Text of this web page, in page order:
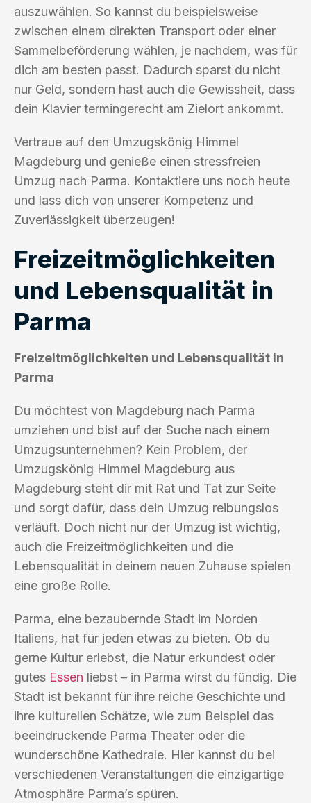
auszuwählen. So kannst du beispielsweise
zwischen einem direkten Transport oder einer
Sammelbeförderung wählen, je nachdem, was für
dich am besten passt. Dadurch sparst du nicht
nur Geld, sondern hast auch die Gewissheit, dass
dein Klavier termingerecht am Zielort ankommt.
Vertraue auf den Umzugskönig Himmel
Magdeburg und genieße einen stressfreien
Umzug nach Parma. Kontaktiere uns noch heute
und lass dich von unserer Kompetenz und
Zuverlässigkeit überzeugen!
Freizeitmöglichkeiten
und Lebensqualität in
Parma
Freizeitmöglichkeiten und Lebensqualität in
Parma
Du möchtest von Magdeburg nach Parma
umziehen und bist auf der Suche nach einem
Umzugsunternehmen? Kein Problem, der
Umzugskönig Himmel Magdeburg aus
Magdeburg steht dir mit Rat und Tat zur Seite
und sorgt dafür, dass dein Umzug reibungslos
verläuft. Doch nicht nur der Umzug ist wichtig,
auch die Freizeitmöglichkeiten und die
Lebensqualität in deinem neuen Zuhause spielen
eine große Rolle.
Parma, eine bezaubernde Stadt im Norden
Italiens, hat für jeden etwas zu bieten. Ob du
gerne Kultur erlebst, die Natur erkundest oder
gutes Essen liebst – in Parma wirst du fündig. Die
Stadt ist bekannt für ihre reiche Geschichte und
ihre kulturellen Schätze, wie zum Beispiel das
beeindruckende Parma Theater oder die
wunderschöne Kathedrale. Hier kannst du bei
verschiedenen Veranstaltungen die einzigartige
Atmosphäre Parma’s spüren.